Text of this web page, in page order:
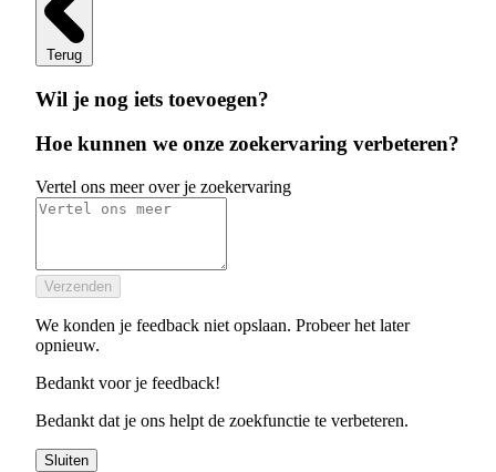
Terug
Wil je nog iets toevoegen?
Hoe kunnen we onze zoekervaring verbeteren?
Vertel ons meer over je zoekervaring
Verzenden
We konden je feedback niet opslaan. Probeer het later
opnieuw.
Bedankt voor je feedback!
Bedankt dat je ons helpt de zoekfunctie te verbeteren.
Sluiten